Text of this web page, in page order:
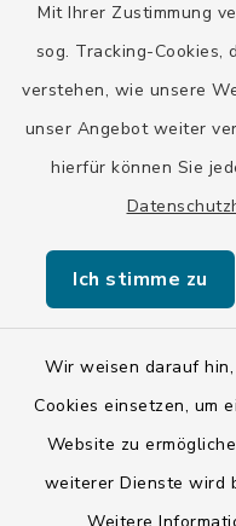
Mit Ihrer Zustimmung
sog. Tracking-Cookies,
verstehen, wie unsere
unser Angebot weiter
hierfür können Sie
Ich stimme zu
Wir weisen darauf
Cookies einsetzen, um
Website zu
weiterer Dienste wird
Landratsamt Bad
Bayern-Fahrplan
BayernPortal